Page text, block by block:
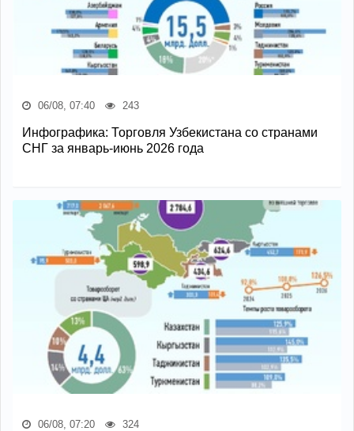
06/08, 07:40 243
Инфографика: Торговля Узбекистана со странами
СНГ за январь-июнь 2026 года
06/08, 07:20 324